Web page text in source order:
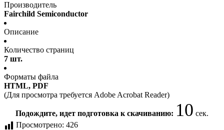
Производитель
Fairchild Semiconductor
Описание
Количество страниц
7 шт.
Форматы файла
HTML, PDF
(Для просмотра требуется Adobe Acrobat Reader)
Подождите, идет подготовка к скачиванию: 10 сек.
Просмотрено: 426